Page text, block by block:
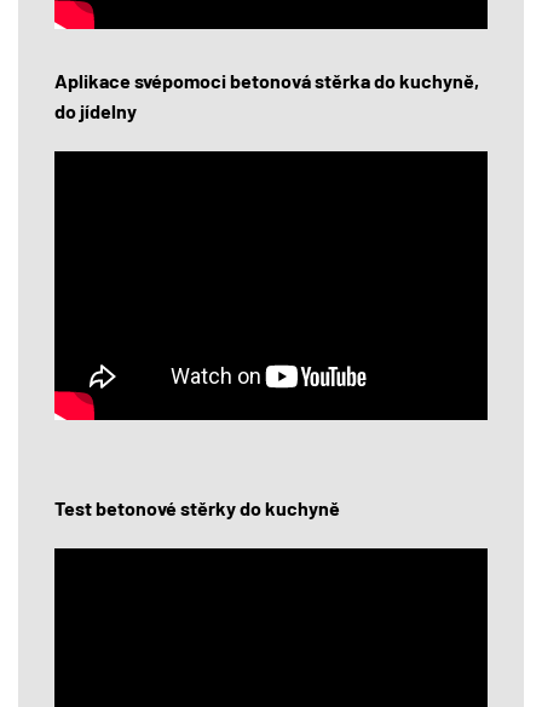
Aplikace svépomoci betonová stěrka do kuchyně,
do jídelny
Test betonové stěrky do kuchyně